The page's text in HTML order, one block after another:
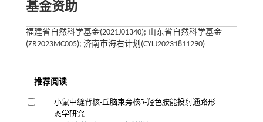
基金资助
福建省自然科学基金(2021J01340); 山东省自然科学基金
(ZR2023MC005); 济南市海右计划(CYLJ20231811290)